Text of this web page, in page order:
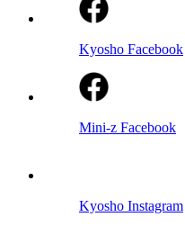
Kyosho Facebook
Mini-z Facebook
Kyosho Instagram